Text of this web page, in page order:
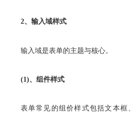
2、输入域样式
输入域是表单的主题与核心。
(1)、组件样式
表单常见的组价样式包括文本框